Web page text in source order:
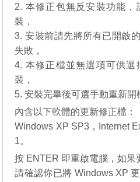
2. 本修正包無反安裝功能
裝，
3. 安裝前請先將所有已開啟
失敗，
4. 本修正檔並無選項可供
裝，
5. 安裝完畢後可選手動重新開
內含以下軟體的更新修正檔：
Windows XP SP3，
Internet
1。
按 ENTER 即重啟電腦，如果
請確認你已將 Windows XP